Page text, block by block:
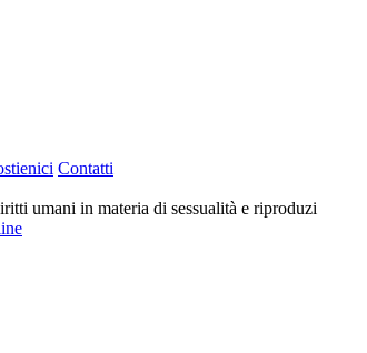
Contatti
umani in materia di sessualità e riproduzi